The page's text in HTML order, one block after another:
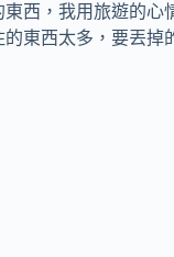
西，我用旅遊的
東西太多，要丟掉